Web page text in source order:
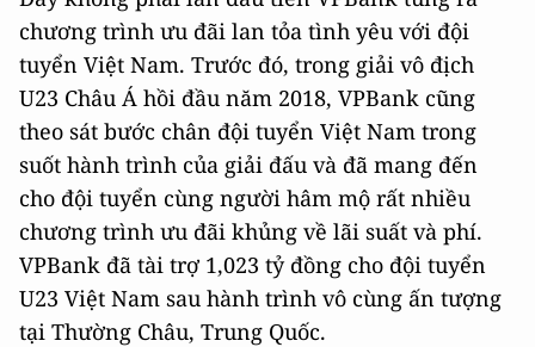
chương trình ưu đãi lan tỏa tình yêu với đội
tuyển Việt Nam. Trước đó, trong giải vô địch
U23 Châu Á hồi đầu năm 2018, VPBank cũng
theo sát bước chân đội tuyển Việt Nam trong
suốt hành trình của giải đấu và đã mang đến
cho đội tuyển cùng người hâm mộ rất nhiều
chương trình ưu đãi khủng về lãi suất và phí.
VPBank đã tài trợ 1,023 tỷ đồng cho đội tuyển
U23 Việt Nam sau hành trình vô cùng ấn tượng
tại Thường Châu, Trung Quốc.